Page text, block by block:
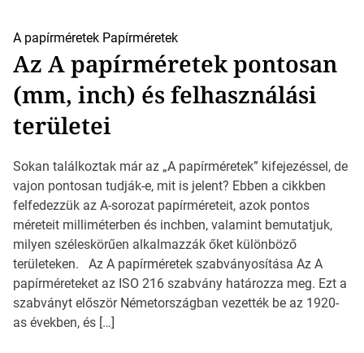
A papírméretek Papírméretek
Az A papírméretek pontosan
(mm, inch) és felhasználási
területei
Sokan találkoztak már az „A papírméretek” kifejezéssel, de
vajon pontosan tudják-e, mit is jelent? Ebben a cikkben
felfedezzük az A-sorozat papírméreteit, azok pontos
méreteit milliméterben és inchben, valamint bemutatjuk,
milyen széleskörűen alkalmazzák őket különböző
területeken. Az A papírméretek szabványosítása Az A
papírméreteket az ISO 216 szabvány határozza meg. Ezt a
szabványt először Németországban vezették be az 1920-
as években, és […]